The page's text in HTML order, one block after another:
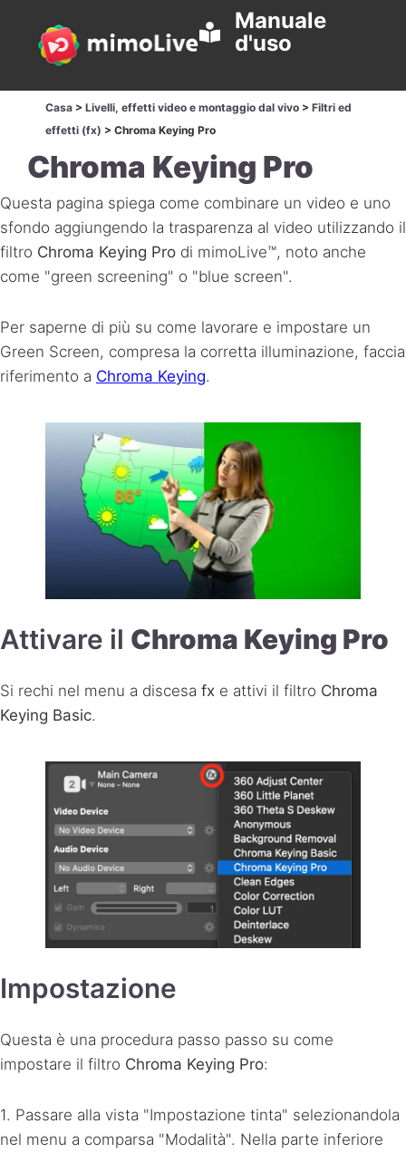
Manuale
d'uso
Casa > Livelli, effetti video e montaggio dal vivo > Filtri ed
effetti (fx) > Chroma Keying Pro
Chroma Keying Pro
Questa pagina spiega come combinare un video e uno
sfondo aggiungendo la trasparenza al video utilizzando il
filtro Chroma Keying Pro di mimoLive™, noto anche
come "green screening" o "blue screen".
Per saperne di più su come lavorare e impostare un
Green Screen, compresa la corretta illuminazione, faccia
riferimento a Chroma Keying.
Attivare il Chroma Keying Pro
Si rechi nel menu a discesa fx e attivi il filtro Chroma
Keying Basic.
Impostazione
Questa è una procedura passo passo su come
impostare il filtro Chroma Keying Pro:
1. Passare alla vista "Impostazione tinta" selezionandola
nel menu a comparsa "Modalità". Nella parte inferiore